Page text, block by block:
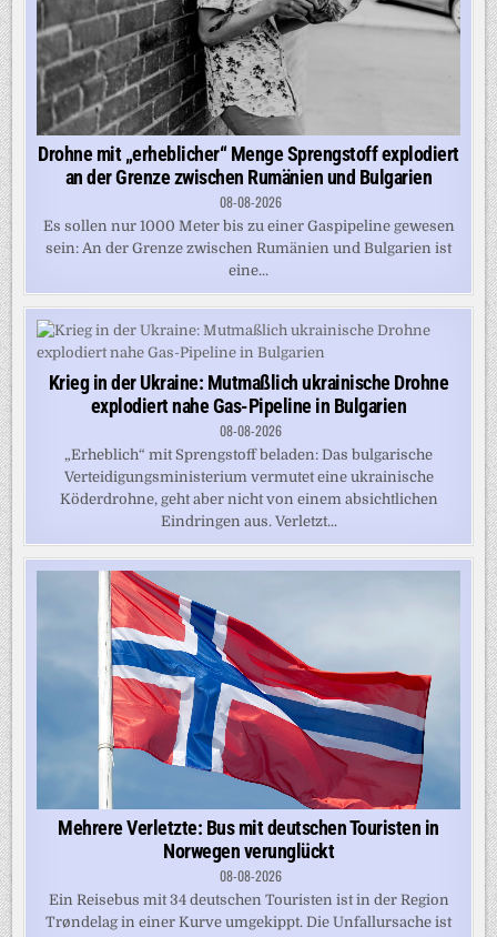
Drohne mit „erheblicher“ Menge Sprengstoff explodiert
an der Grenze zwischen Rumänien und Bulgarien
08-08-2026
Es sollen nur 1000 Meter bis zu einer Gaspipeline gewesen
sein: An der Grenze zwischen Rumänien und Bulgarien ist
eine...
Krieg in der Ukraine: Mutmaßlich ukrainische Drohne
explodiert nahe Gas-Pipeline in Bulgarien
08-08-2026
„Erheblich“ mit Sprengstoff beladen: Das bulgarische
Verteidigungsministerium vermutet eine ukrainische
Köderdrohne, geht aber nicht von einem absichtlichen
Eindringen aus. Verletzt...
Mehrere Verletzte: Bus mit deutschen Touristen in
Norwegen verunglückt
08-08-2026
Ein Reisebus mit 34 deutschen Touristen ist in der Region
Trøndelag in einer Kurve umgekippt. Die Unfallursache ist